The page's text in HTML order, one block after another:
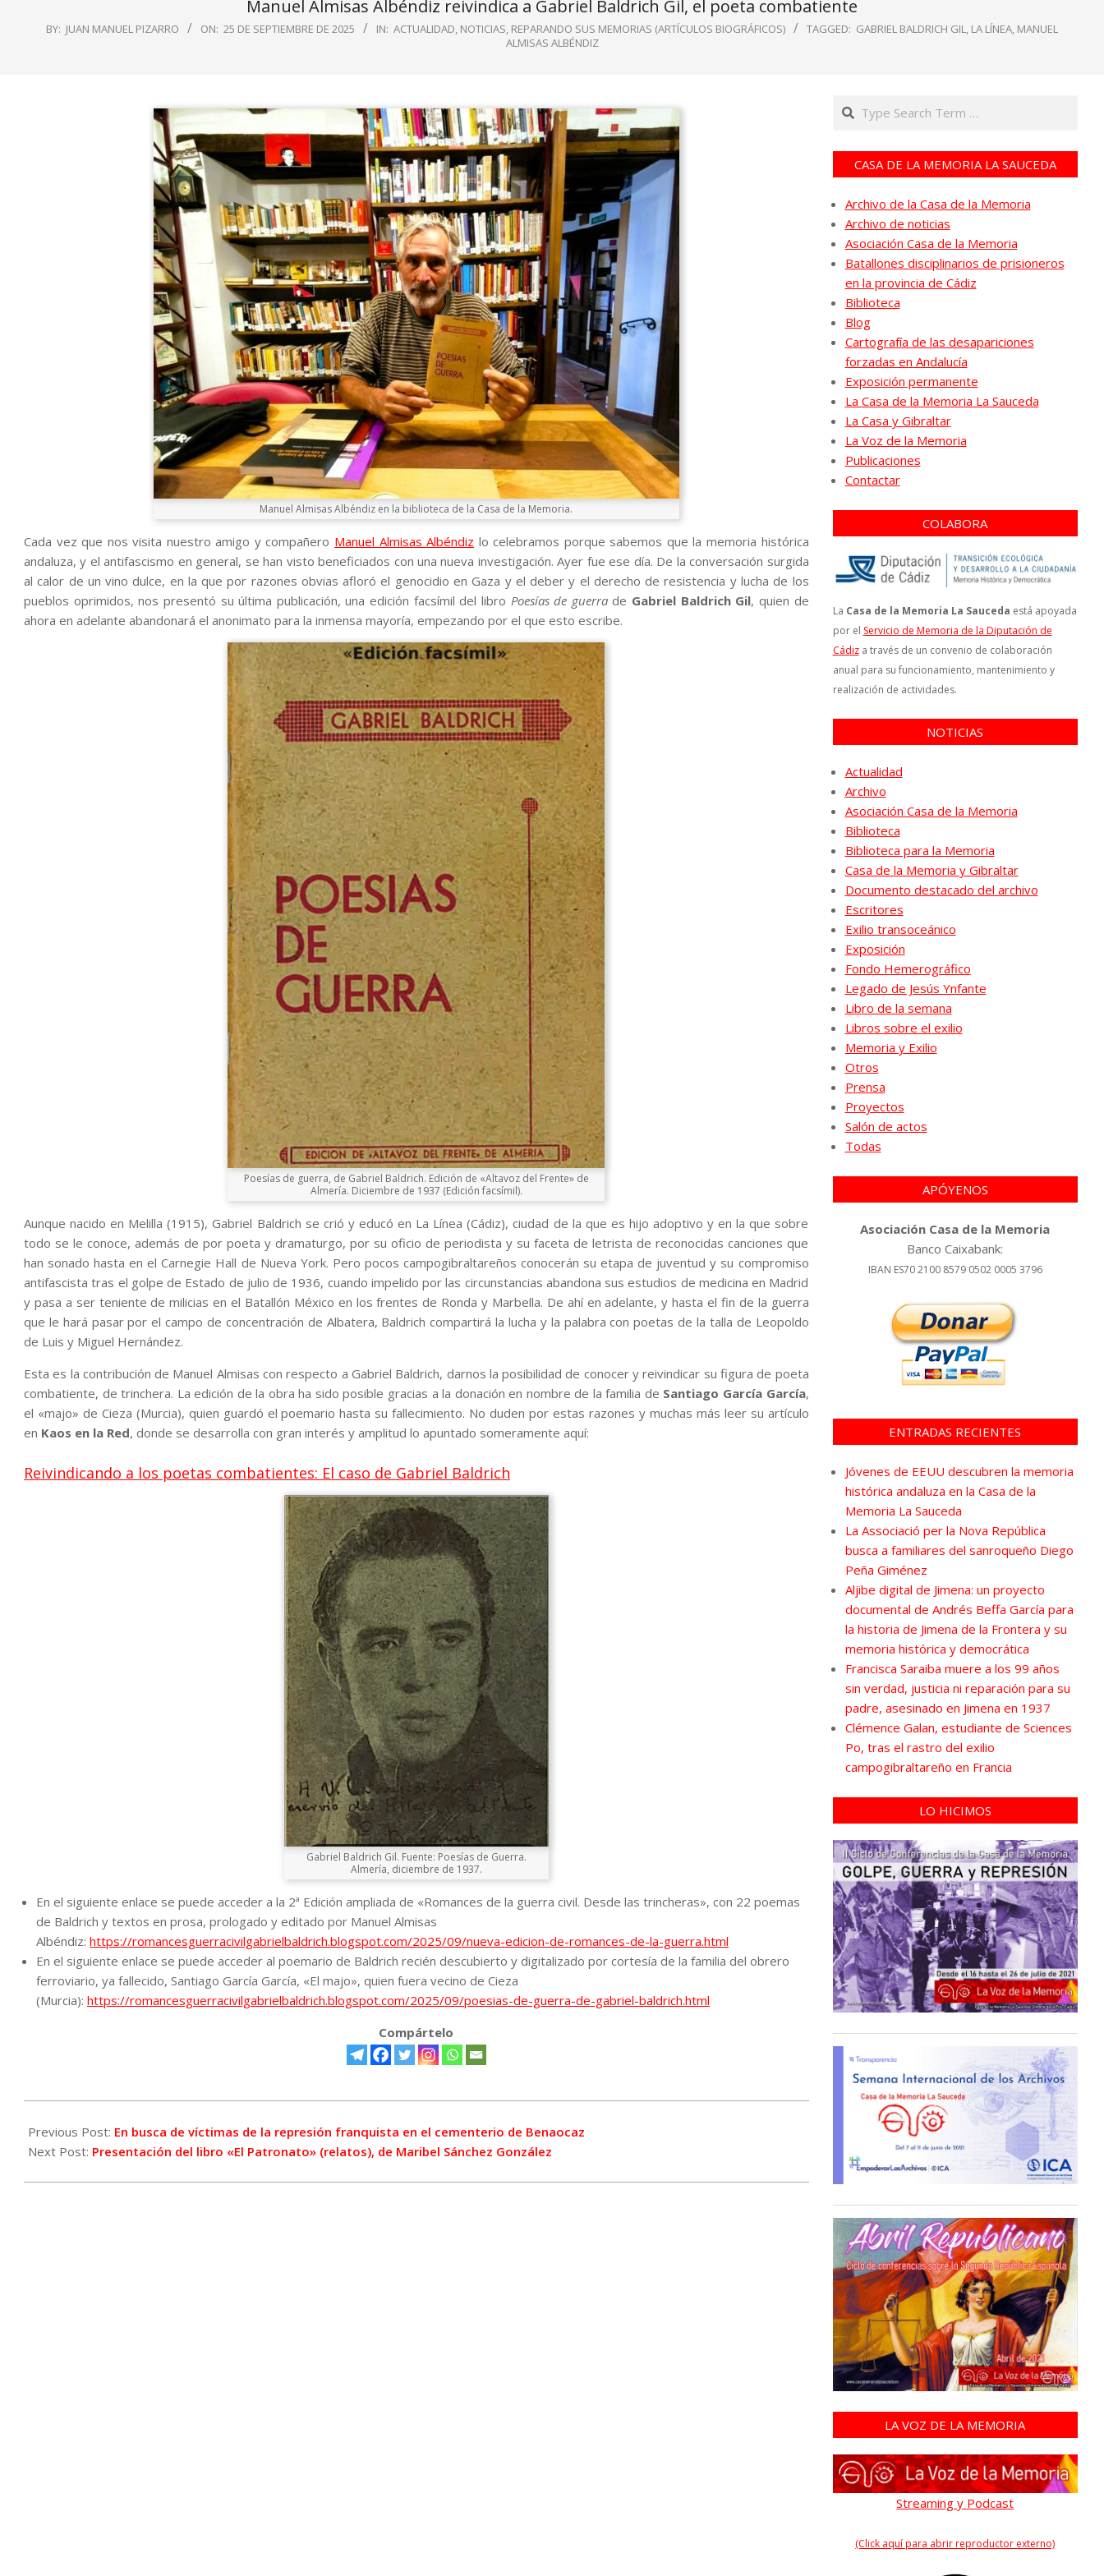
Manuel Almisas Albéndiz reivindica a Gabriel Baldrich Gil, el poeta combatiente
BY: JUAN MANUEL PIZARRO ON: 25 DE SEPTIEMBRE DE 2025 IN: ACTUALIDAD, NOTICIAS, REPARANDO SUS MEMORIAS (ARTÍCULOS BIOGRÁFICOS) TAGGED: GABRIEL BALDRICH GIL, LA LÍNEA, MANUEL
ALMISAS ALBÉNDIZ
Manuel Almisas Albéndiz en la biblioteca de la Casa de la Memoria.
Cada vez que nos visita nuestro amigo y compañero Manuel Almisas Albéndiz lo celebramos porque sabemos que la memoria histórica
andaluza, y el antifascismo en general, se han visto beneficiados con una nueva investigación. Ayer fue ese día. De la conversación surgida
al calor de un vino dulce, en la que por razones obvias afloró el genocidio en Gaza y el deber y el derecho de resistencia y lucha de los
pueblos oprimidos, nos presentó su última publicación, una edición facsímil del libro Poesías de guerrade Gabriel Baldrich Gil, quien de
ahora en adelante abandonará el anonimato para la inmensa mayoría, empezando por el que esto escribe.
Poesías de guerra, de Gabriel Baldrich. Edición de «Altavoz del Frente» de
Almería. Diciembre de 1937 (Edición facsímil).
Aunque nacido en Melilla (1915), Gabriel Baldrich se crió y educó en La Línea (Cádiz), ciudad de la que es hijo adoptivo y en la que sobre
todo se le conoce, además de por poeta y dramaturgo, por su oficio de periodista y su faceta de letrista de reconocidas canciones que
han sonado hasta en el Carnegie Hall de Nueva York. Pero pocos campogibraltareños conocerán su etapa de juventud y su compromiso
antifascista tras el golpe de Estado de julio de 1936, cuando impelido por las circunstancias abandona sus estudios de medicina en Madrid
y pasa a ser teniente de milicias en el Batallón México en los frentes de Ronda y Marbella. De ahí en adelante, y hasta el fin de la guerra
que le hará pasar por el campo de concentración de Albatera, Baldrich compartirá la lucha y la palabra con poetas de la talla de Leopoldo
de Luis y Miguel Hernández.
Esta es la contribución de Manuel Almisas con respecto a Gabriel Baldrich, darnos la posibilidad de conocer y reivindicar su figura de poeta
combatiente, de trinchera. La edición de la obra ha sido posible gracias a la donación en nombre de la familia de Santiago García García,
el «majo» de Cieza (Murcia), quien guardó el poemario hasta su fallecimiento. No duden por estas razones y muchas más leer su artículo
en Kaos en la Red, donde se desarrolla con gran interés y amplitud lo apuntado someramente aquí:
Reivindicando a los poetas combatientes: El caso de Gabriel Baldrich
Gabriel Baldrich Gil. Fuente: Poesías de Guerra.
Almería, diciembre de 1937.
En el siguiente enlace se puede acceder a la 2ª Edición ampliada de «Romances de la guerra civil. Desde las trincheras», con 22 poemas
de Baldrich y textos en prosa, prologado y editado por Manuel Almisas
Albéndiz: https://romancesguerracivilgabrielbaldrich.blogspot.com/2025/09/nueva-edicion-de-romances-de-la-guerra.html
En el siguiente enlace se puede acceder al poemario de Baldrich recién descubierto y digitalizado por cortesía de la familia del obrero
ferroviario, ya fallecido, Santiago García García, «El majo», quien fuera vecino de Cieza
(Murcia): https://romancesguerracivilgabrielbaldrich.blogspot.com/2025/09/poesias-de-guerra-de-gabriel-baldrich.html
Compártelo
09-
25
Previous Post: En busca de víctimas de la represión franquista en el cementerio de Benaocaz
Next Post: Presentación del libro «El Patronato» (relatos), de Maribel Sánchez González
Search
CASA DE LA MEMORIA LA SAUCEDA
Archivo de la Casa de la Memoria
Archivo de noticias
Asociación Casa de la Memoria
Batallones disciplinarios de prisioneros
en la provincia de Cádiz
Biblioteca
Blog
Cartografía de las desapariciones
forzadas en Andalucía
Exposición permanente
La Casa de la Memoria La Sauceda
La Casa y Gibraltar
La Voz de la Memoria
Publicaciones
Contactar
COLABORA
La Casa de la Memoria La Sauceda está apoyada
por el Servicio de Memoria de la Diputación de
Cádiza través de un convenio de colaboración
anual para su funcionamiento, mantenimiento y
realización de actividades.
NOTICIAS
Actualidad
Archivo
Asociación Casa de la Memoria
Biblioteca
Biblioteca para la Memoria
Casa de la Memoria y Gibraltar
Documento destacado del archivo
Escritores
Exilio transoceánico
Exposición
Fondo Hemerográfico
Legado de Jesús Ynfante
Libro de la semana
Libros sobre el exilio
Memoria y Exilio
Otros
Prensa
Proyectos
Salón de actos
Todas
APÓYENOS
Asociación Casa de la Memoria
Banco Caixabank:
IBAN ES70 2100 8579 0502 0005 3796
ENTRADAS RECIENTES
Jóvenes de EEUU descubren la memoria
histórica andaluza en la Casa de la
Memoria La Sauceda
La Associació per la Nova República
busca a familiares del sanroqueño Diego
Peña Giménez
Aljibe digital de Jimena: un proyecto
documental de Andrés Beffa García para
la historia de Jimena de la Frontera y su
memoria histórica y democrática
Francisca Saraiba muere a los 99 años
sin verdad, justicia ni reparación para su
padre, asesinado en Jimena en 1937
Clémence Galan, estudiante de Sciences
Po, tras el rastro del exilio
campogibraltareño en Francia
LO HICIMOS
LA VOZ DE LA MEMORIA
Streaming y Podcast
(Click aquí para abrir reproductor externo)